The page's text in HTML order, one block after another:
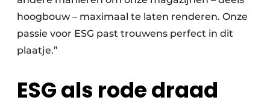
hoogbouw – maximaal te laten renderen. Onze
passie voor ESG past trouwens perfect in dit
plaatje.”
ESG als rode draad